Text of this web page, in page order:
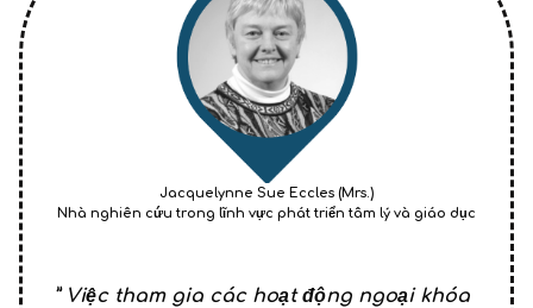
Jacquelynne Sue Eccles (Mrs.)
Nhà nghiên cứu trong lĩnh vực phát triển tâm lý và giáo dục
” Việc tham gia các hoạt động ngoại khóa